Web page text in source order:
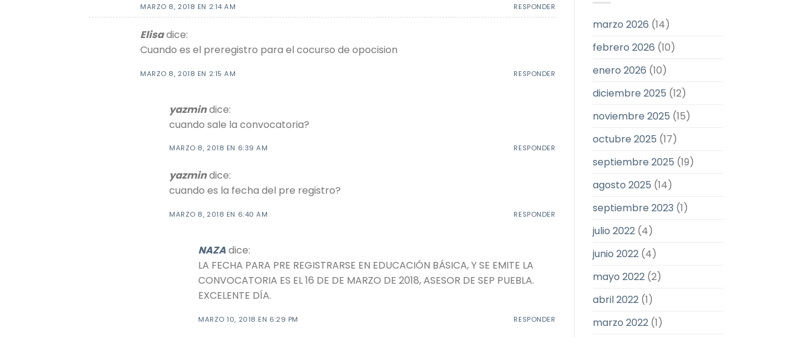
MARZO 8, 2018 EN 2:14 AM RESPONDER
Elisadice:
Cuando es el preregistro para el cocurso de opocision
MARZO 8, 2018 EN 2:15 AM RESPONDER
yazmindice:
cuando sale la convocatoria?
MARZO 8, 2018 EN 6:39 AM RESPONDER
yazmindice:
cuando es la fecha del pre registro?
MARZO 8, 2018 EN 6:40 AM RESPONDER
NAZAdice:
LA FECHA PARA PRE REGISTRARSE EN EDUCACIÓN BÁSICA, Y SE EMITE LA
CONVOCATORIA ES EL 16 DE DE MARZO DE 2018, ASESOR DE SEP PUEBLA.
EXCELENTE DÍA.
MARZO 10, 2018 EN 6:29 PM RESPONDER
marzo 2026 (14)
febrero 2026 (10)
enero 2026 (10)
diciembre 2025 (12)
noviembre 2025 (15)
octubre 2025 (17)
septiembre 2025 (19)
agosto 2025 (14)
septiembre 2023 (1)
julio 2022(4)
junio 2022(4)
mayo 2022(2)
abril 2022(1)
marzo 2022(1)